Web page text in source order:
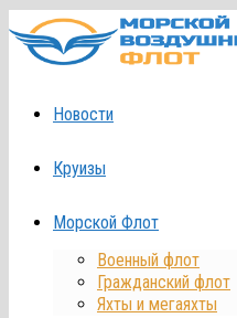
Новости
Круизы
Морской Флот
Военный флот
Гражданский флот
Яхты и мегаяхты